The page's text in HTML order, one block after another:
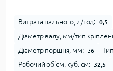
Витрата пального, л/год: 0,5
Діаметр валу, мм/тип
Діаметр поршня, мм: 36
Робочий об'єм, куб. см: 32,5